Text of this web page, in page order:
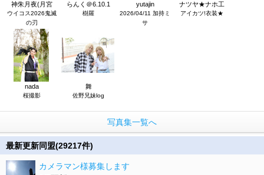
神朱月夜(月宮
ウイコス2026鬼滅
の刃
らんく＠6.10.1
樹羅
yutajin
2026/04/11 加持ミ
サ
ナツヤ★ナホ工
アイカツ!衣装★
nada
桜撮影
舞
佐野兄妹log
写真集一覧へ
最新更新同盟(29217件)
カメラマン様募集します